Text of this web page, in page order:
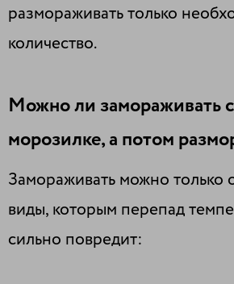
размораживать только
количество.
Можно ли замораживать
морозилке, а потом
Замораживать можно только
виды, которым перепад
сильно повредит: